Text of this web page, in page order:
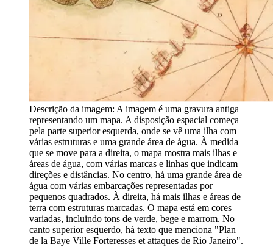
Descrição da imagem: A imagem é uma gravura antiga
representando um mapa. A disposição espacial começa
pela parte superior esquerda, onde se vê uma ilha com
várias estruturas e uma grande área de água. À medida
que se move para a direita, o mapa mostra mais ilhas e
áreas de água, com várias marcas e linhas que indicam
direções e distâncias. No centro, há uma grande área de
água com várias embarcações representadas por
pequenos quadrados. À direita, há mais ilhas e áreas de
terra com estruturas marcadas. O mapa está em cores
variadas, incluindo tons de verde, bege e marrom. No
canto superior esquerdo, há texto que menciona "Plan
de la Baye Ville Forteresses et attaques de Rio Janeiro".